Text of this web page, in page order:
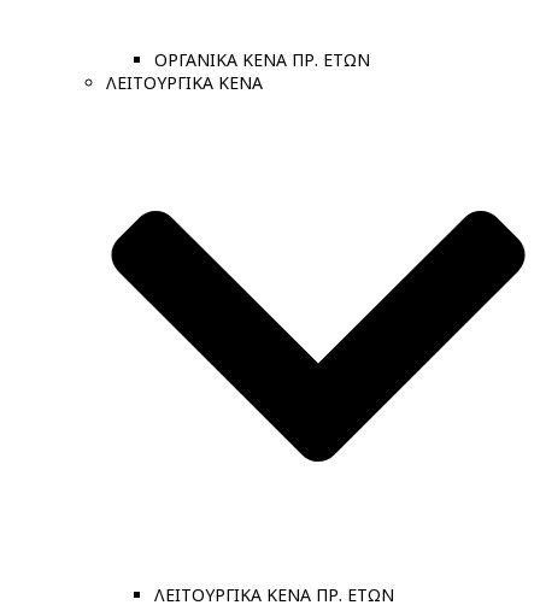
ΟΡΓΑΝΙΚΑ ΚΕΝΑ ΠΡ. ΕΤΩΝ
ΛΕΙΤΟΥΡΓΙΚΑ ΚΕΝΑ
ΛΕΙΤΟΥΡΓΙΚΑ ΚΕΝΑ ΠΡ. ΕΤΩΝ